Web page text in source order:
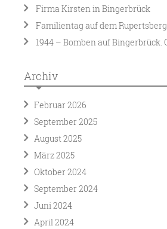
Firma Kirsten in Bingerbrück
Familientag auf dem Rupertsberg
1944 – Bomben auf Bingerbrück.
Archiv
Februar 2026
September 2025
August 2025
März 2025
Oktober 2024
September 2024
Juni 2024
April 2024